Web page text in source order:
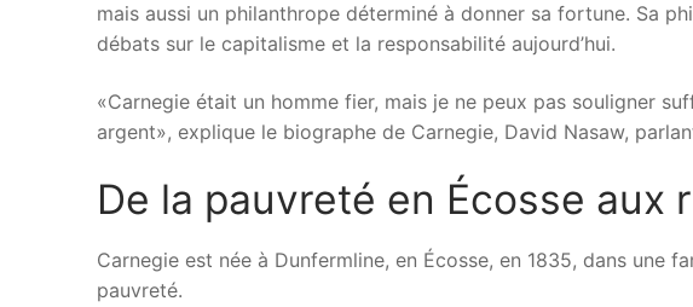
mais aussi un philanthrope déterminé à donner sa fortune. Sa
débats sur le capitalisme et la responsabilité aujourd’hui.
«Carnegie était un homme fier, mais je ne peux pas souligner
argent», explique le biographe de Carnegie, David Nasaw,
De la pauvreté en Écosse aux
Carnegie est née à Dunfermline, en Écosse, en 1835, dans une
pauvreté.